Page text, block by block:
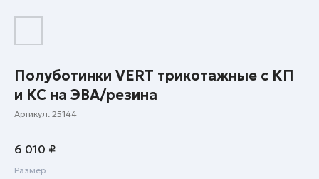
Полуботинки VERT трикотажные с КП
и КС на ЭВА/резина
Артикул: 25144
6 010 ₽
Размер